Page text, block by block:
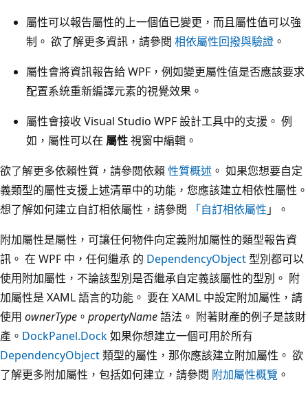
屬性可以報告屬性的上一個值已變更，而且屬性值可以強
制。 欲了解更多資訊，請參閱 相依屬性回撥與驗證 。
屬性會將資訊報告給 WPF，例如變更屬性值是否應該要求
配置系統重新編譯元素的視覺效果。
屬性會接收 Visual Studio WPF 設計工具中的支援。 例
如，屬性可以在 屬性視窗中編輯。
欲了解更多依賴性質，請參閱依賴 性質概述 。 如果您想要自定
義類型的屬性支援上述清單中的功能，您應該建立相依性屬性。
想了解如何建立自訂相依屬性，請參閱
「自訂相依屬性 」。
附加屬性是屬性，可讓任何物件向定義附加屬性的類型報告資
訊。 在 WPF 中，任何繼承 的 DependencyObject 型別都可以
使用附加屬性，不論該型別是否繼承自定義該屬性的型別。 附
加屬性是 XAML 語言的功能。 要在 XAML 中設定附加屬性，請
使用 ownerType 。 propertyName語法。 附著財產的例子是該財
產。 DockPanel.Dock如果你想建立一個可用於所有
DependencyObject類型的屬性，那你應該建立附加屬性。 欲
了解更多附加屬性，包括如何建立，請參閱 附加屬性概覽 。